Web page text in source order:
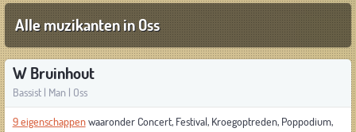
Alle muzikanten in Oss
W Bruinhout
Bassist | Man | Oss
9 eigenschappenwaaronder Concert, Festival, Kroegoptreden, Poppodium,